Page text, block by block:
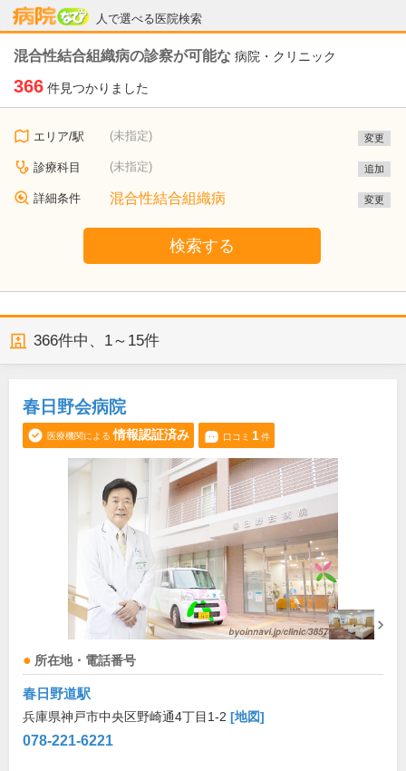
人で選べる医院検索
病院なび
混合性結合組織病の診察が可能な 病院・クリニック
366 件見つかりました
エリア/駅 (未指定) 変更
診療科目 (未指定) 追加
詳細条件 混合性結合組織病 変更
検索する
366件中、 1～15件
春日野会病院
医療機関による 情報認証済み 口コミ 1件
所在地・電話番号
春日野道駅
兵庫県神戸市中央区野崎通4丁目1-2 [地図]
078-221-6221